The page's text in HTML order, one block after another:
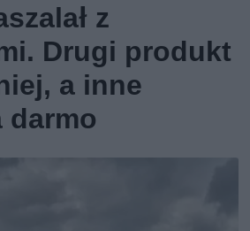
z
Drugi produkt
a inne
darmo